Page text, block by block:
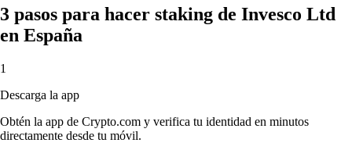
3 pasos para hacer staking de Invesco Ltd
en España
1
Descarga la app
Obtén la app de Crypto.com y verifica tu identidad en minutos
directamente desde tu móvil.